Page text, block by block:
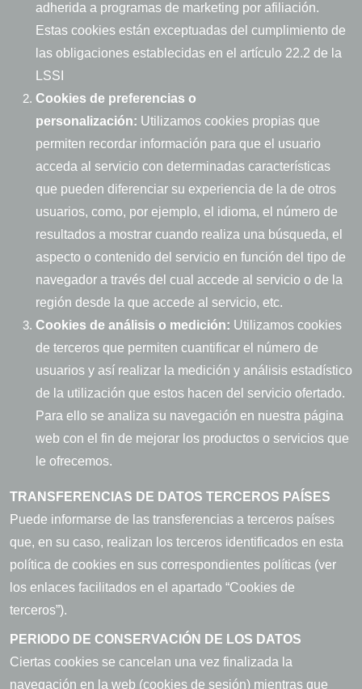
adherida a programas de marketing por afiliación.
Estas cookies están exceptuadas del cumplimiento de
las obligaciones establecidas en el artículo 22.2 de la
LSSI
Cookies de preferencias o
personalización: Utilizamos cookies propias que
permiten recordar información para que el usuario
acceda al servicio con determinadas características
que pueden diferenciar su experiencia de la de otros
usuarios, como, por ejemplo, el idioma, el número de
resultados a mostrar cuando realiza una búsqueda, el
aspecto o contenido del servicio en función del tipo de
navegador a través del cual accede al servicio o de la
región desde la que accede al servicio, etc.
Cookies de análisis o medición: Utilizamos cookies
de terceros que permiten cuantificar el número de
usuarios y así realizar la medición y análisis estadístico
de la utilización que estos hacen del servicio ofertado.
Para ello se analiza su navegación en nuestra página
web con el fin de mejorar los productos o servicios que
le ofrecemos.
TRANSFERENCIAS DE DATOS TERCEROS PAÍSES
Puede informarse de las transferencias a terceros países
que, en su caso, realizan los terceros identificados en esta
política de cookies en sus correspondientes políticas (ver
los enlaces facilitados en el apartado “Cookies de
terceros”).
PERIODO DE CONSERVACIÓN DE LOS DATOS
Ciertas cookies se cancelan una vez finalizada la
navegación en la web (cookies de sesión) mientras que